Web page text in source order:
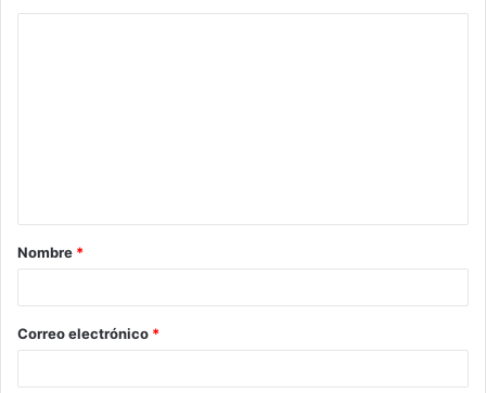
a
r
*
Nombre *
Correo electrónico *